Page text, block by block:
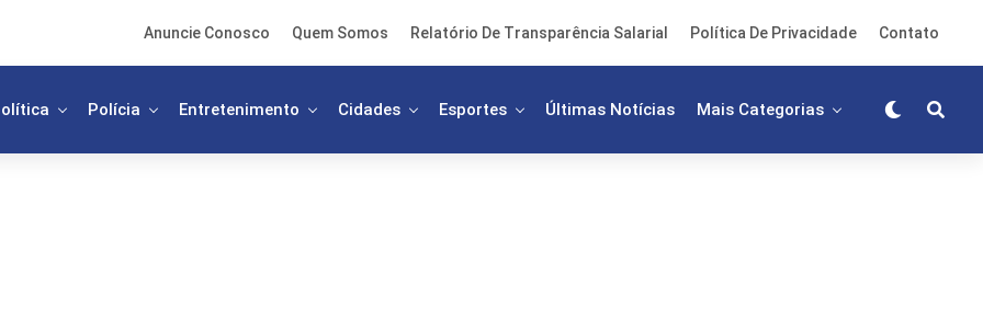
Anuncie Conosco Quem Somos Relatório De Transparência Salarial Política De Privacidade Contato
Polícia Entretenimento Cidades Esportes Últimas Notícias Mais Categorias